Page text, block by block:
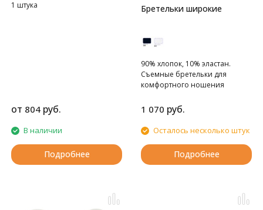
1 штука
от 804 руб.
В наличии
Подробнее
Бретельки широкие
90% хлопок, 10% эластан.
Съемные бретельки для
комфортного ношения
1 070 руб.
Осталось несколько штук
Подробнее